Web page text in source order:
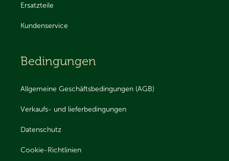
Ersatzteile
Kundenservice
Bedingungen
Allgemeine Geschäftsbedingungen (AGB)
Verkaufs- und lieferbedingungen
Datenschutz
Cookie-Richtlinien